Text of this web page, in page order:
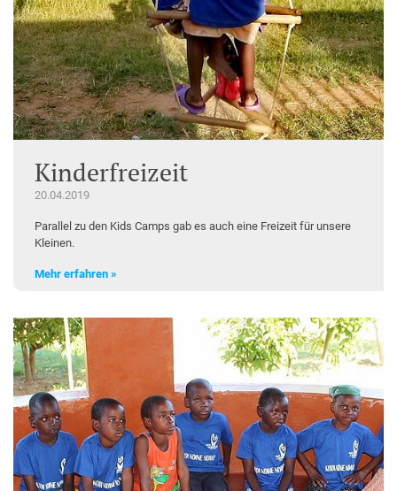
Kinderfreizeit
20.04.2019
Parallel zu den Kids Camps gab es auch eine Freizeit für unsere
Kleinen.
Mehr erfahren »